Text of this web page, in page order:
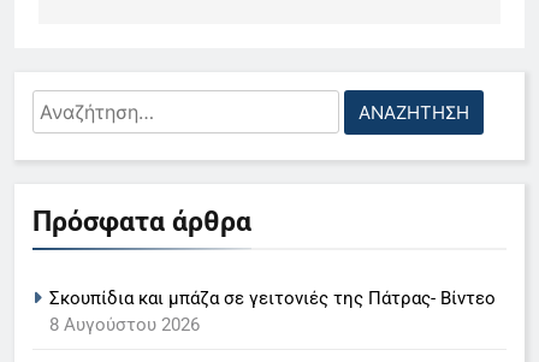
Αναζήτηση
για:
Πρόσφατα άρθρα
Σκουπίδια και μπάζα σε γειτονιές της Πάτρας- Βίντεο
8 Αυγούστου 2026
Ο Παναγιώτης Στάθης στο
«τιμόνι» του κεντρικού δελτίου